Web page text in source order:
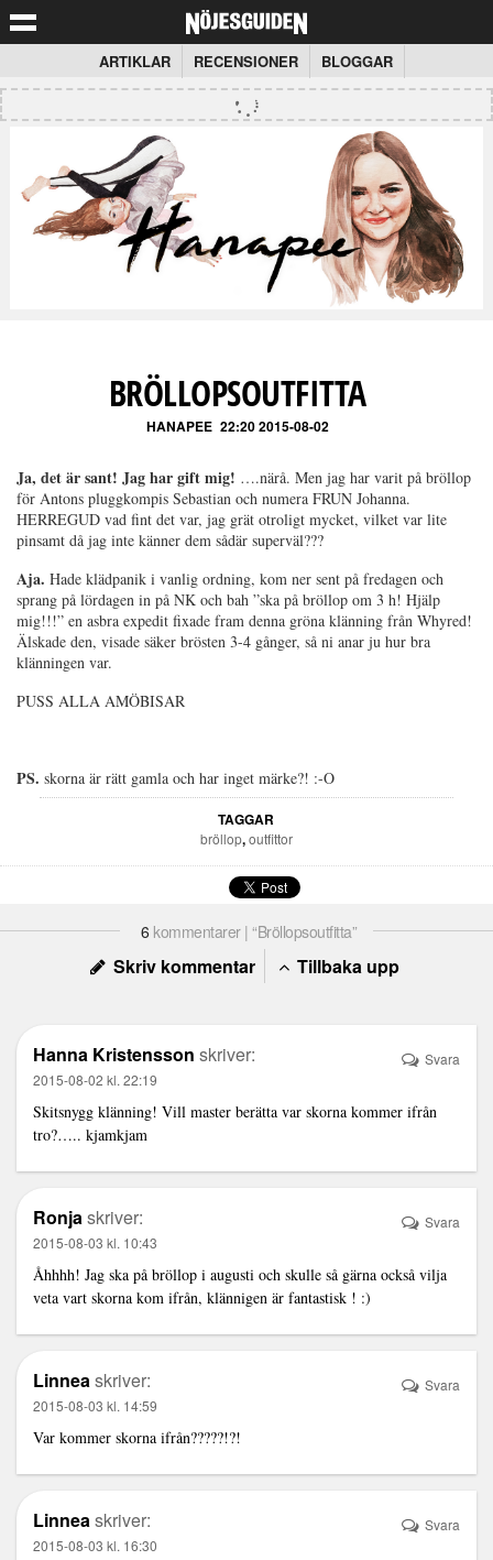
ARTIKLAR RECENSIONER BLOGGAR
BRÖLLOPSOUTFITTA
HANAPEE 22:20 2015-08-02
Ja, det är sant! Jag har gift mig! ….närå. Men jag har varit på bröllop
för Antons pluggkompis Sebastian och numera FRUN Johanna.
HERREGUD vad fint det var, jag grät otroligt mycket, vilket var lite
pinsamt då jag inte känner dem sådär superväl???
Aja. Hade klädpanik i vanlig ordning, kom ner sent på fredagen och
sprang på lördagen in på NK och bah ”ska på bröllop om 3 h! Hjälp
mig!!!” en asbra expedit fixade fram denna gröna klänning från Whyred!
Älskade den, visade säker brösten 3-4 gånger, så ni anar ju hur bra
klänningen var.
PUSS ALLA AMÖBISAR
PS. skorna är rätt gamla och har inget märke?! :-O
TAGGAR
bröllop,outfittor
6 kommentarer | “Bröllopsoutfitta”
Skriv kommentar Tillbaka upp
Hanna Kristensson skriver:
2015-08-02 kl. 22:19
Skitsnygg klänning! Vill master berätta var skorna kommer ifrån
tro?….. kjamkjam
Svara
Ronjaskriver:
2015-08-03 kl. 10:43
Åhhhh! Jag ska på bröllop i augusti och skulle så gärna också vilja
veta vart skorna kom ifrån, klännigen är fantastisk ! :)
Svara
Linneaskriver:
2015-08-03 kl. 14:59
Var kommer skorna ifrån?????!?!
Svara
Linneaskriver:
2015-08-03 kl. 16:30
Svara